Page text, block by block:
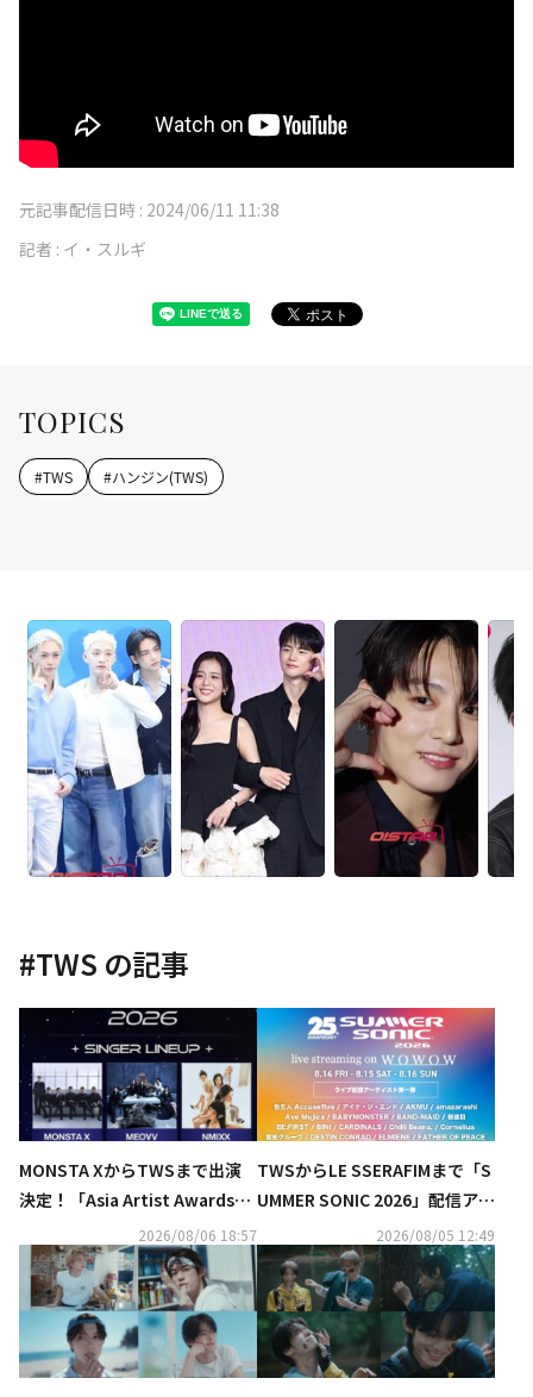
元記事配信日時 : 2024/06/11 11:38
記者 : イ・スルギ
TOPICS
#TWS #ハンジン(TWS)
#TWS の記事
MONSTA XからTWSまで出演
決定！「Asia Artist Awards」
新たなラインナップ発表
2026/08/06 18:57
TWSからLE SSERAFIMまで「S
UMMER SONIC 2026」配信アー
ティスト第1弾公開2026/08/05 12:49